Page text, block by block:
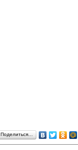
Поделиться…